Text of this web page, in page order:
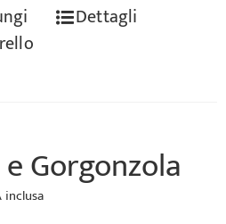
Dettagli
Gorgonzola
inclusa